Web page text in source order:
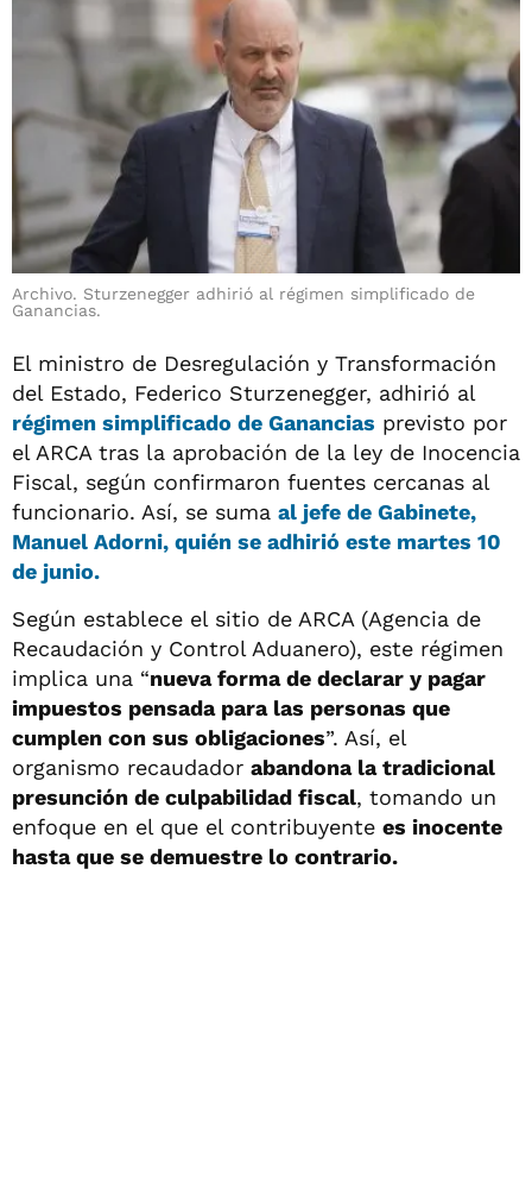
Archivo. Sturzenegger adhirió al régimen simplificado de
Ganancias.
El ministro de Desregulación y Transformación
del Estado, Federico Sturzenegger, adhirió al
régimen simplificado de Ganancias previsto por
el ARCA tras la aprobación de la ley de Inocencia
Fiscal, según confirmaron fuentes cercanas al
funcionario. Así, se suma al jefe de Gabinete,
Manuel Adorni, quién se adhirió este martes 10
de junio.
Según establece el sitio de ARCA (Agencia de
Recaudación y Control Aduanero), este régimen
implica una “nueva forma de declarar y pagar
impuestos pensada para las personas que
cumplen con sus obligaciones”. Así, el
organismo recaudador abandona la tradicional
presunción de culpabilidad fiscal, tomando un
enfoque en el que el contribuyente es inocente
hasta que se demuestre lo contrario.